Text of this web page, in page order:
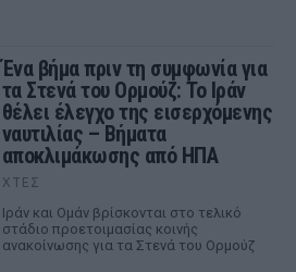
Ένα βήμα πριν τη συμφωνία για
τα Στενά του Ορμούζ: Το Ιράν
θέλει έλεγχο της εισερχόμενης
ναυτιλίας – Βήματα
αποκλιμάκωσης από ΗΠΑ
ΧΤΕΣ
Ιράν και Ομάν βρίσκονται στο τελικό
στάδιο προετοιμασίας κοινής
ανακοίνωσης για τα Στενά του Ορμούζ